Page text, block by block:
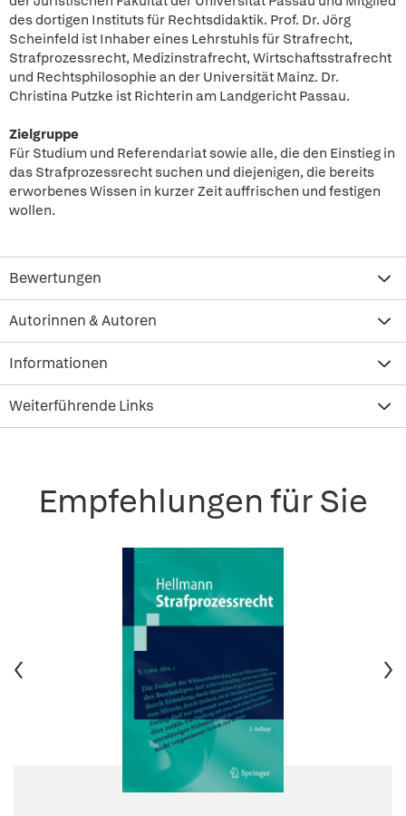
des dortigen Instituts für Rechtsdidaktik. Prof. Dr. Jörg
Scheinfeld ist Inhaber eines Lehrstuhls für Strafrecht,
Strafprozessrecht, Medizinstrafrecht, Wirtschaftsstrafrecht
und Rechtsphilosophie an der Universität Mainz. Dr.
Christina Putzke ist Richterin am Landgericht Passau.
Zielgruppe
Für Studium und Referendariat sowie alle, die den Einstieg in
das Strafprozessrecht suchen und diejenigen, die bereits
erworbenes Wissen in kurzer Zeit auffrischen und festigen
wollen.
Bewertungen
Autorinnen & Autoren
Informationen
Weiterführende Links
Empfehlungen für Sie